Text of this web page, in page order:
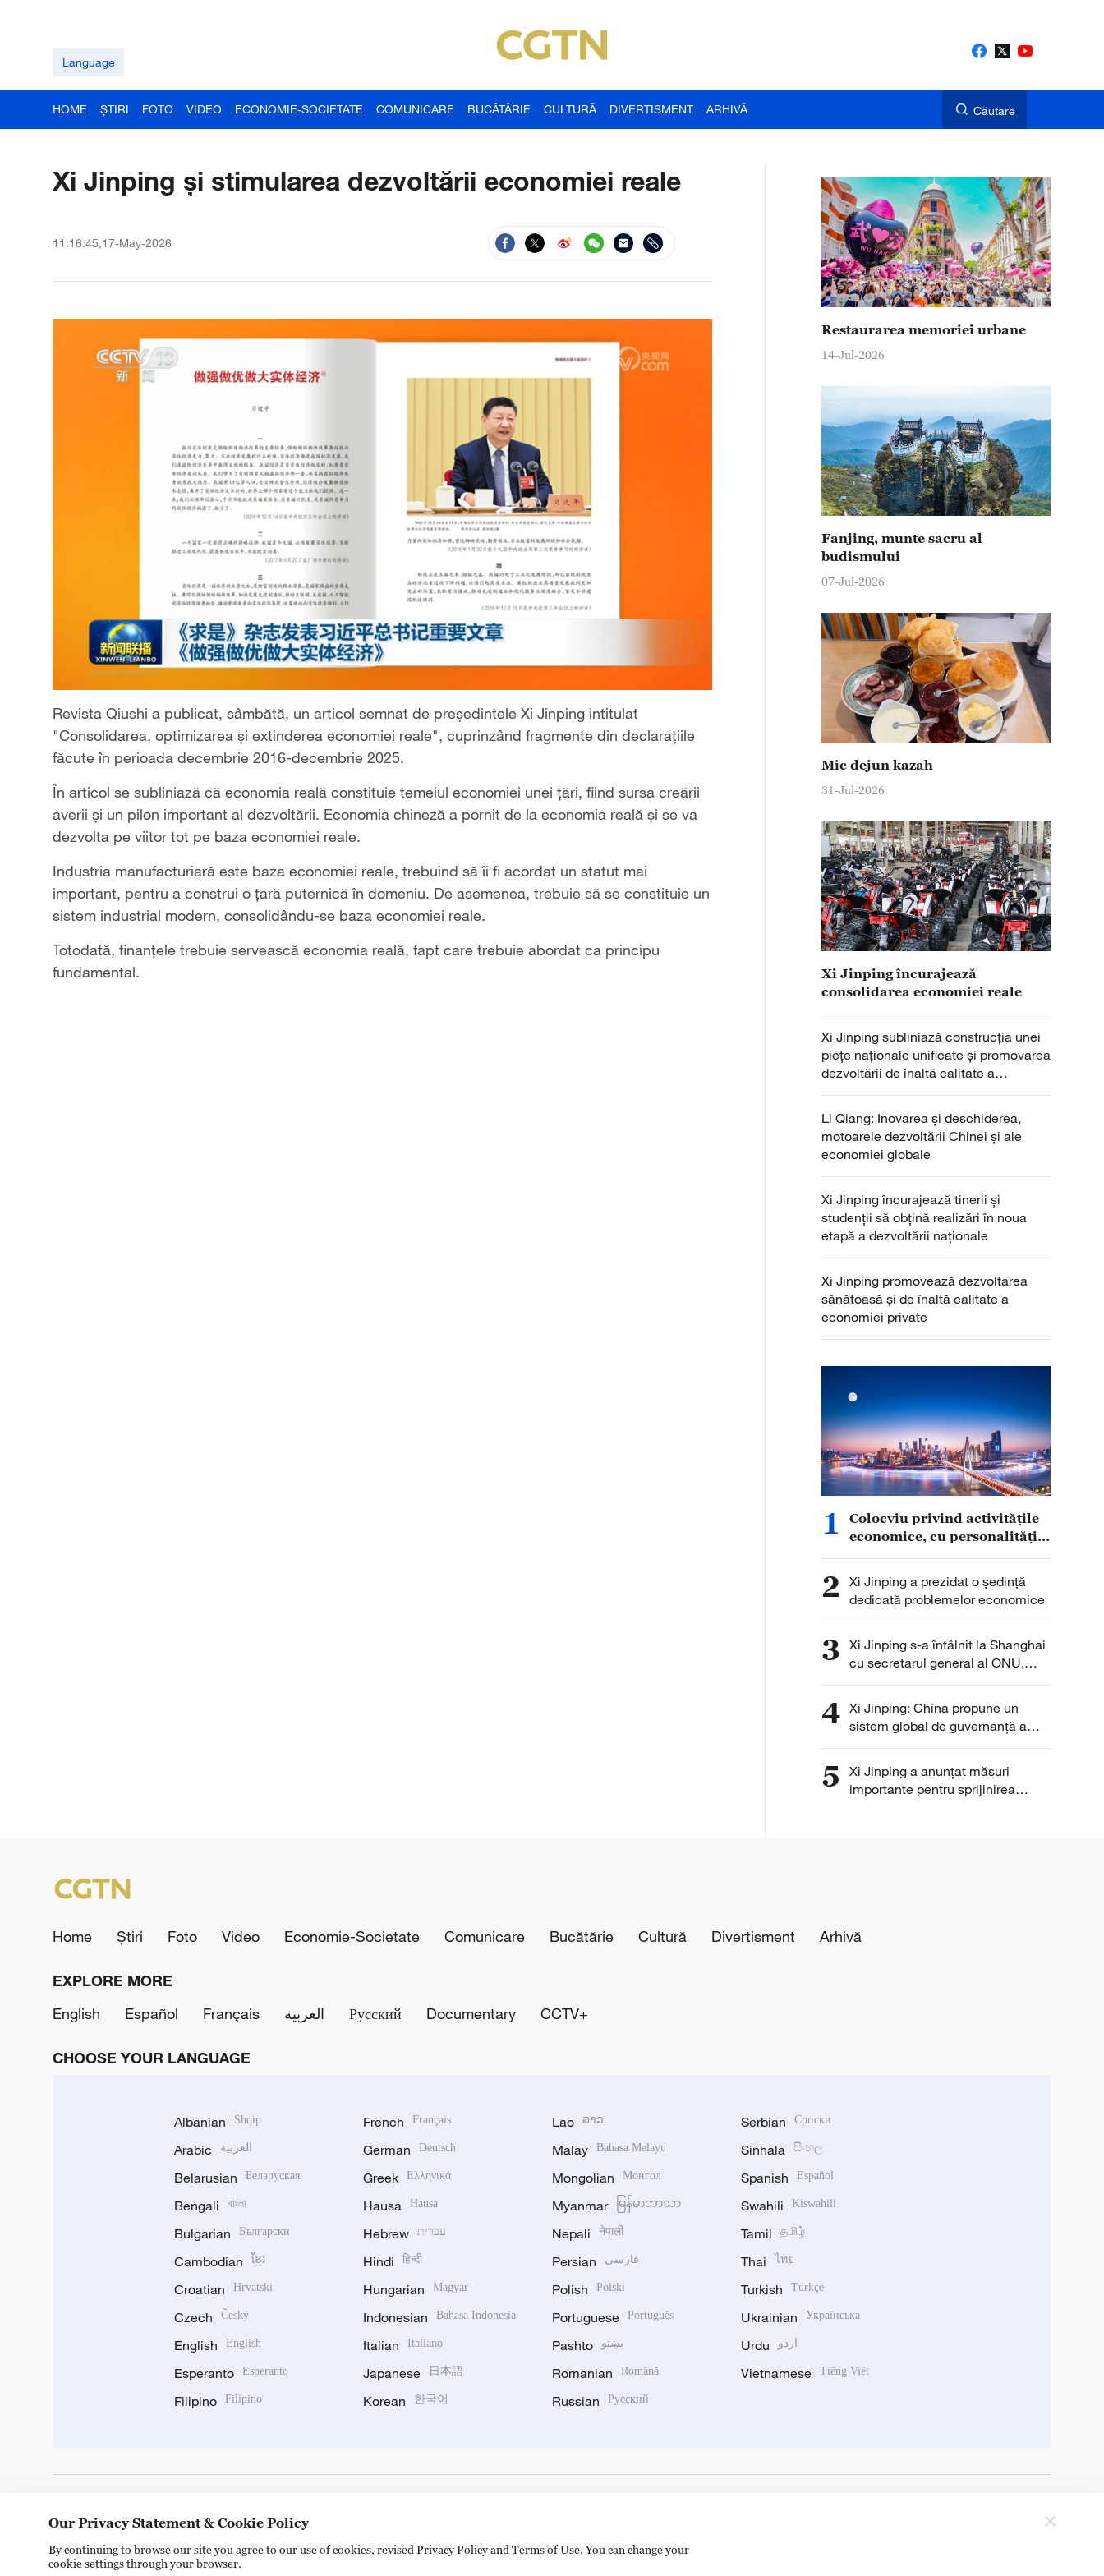
Language
HOME ȘTIRI FOTO VIDEO ECONOMIE-SOCIETATE COMUNICARE BUCĂTĂRIE CULTURĂ DIVERTISMENT ARHIVĂ Căutare
Xi Jinping și stimularea dezvoltării economiei reale
11:16:45,17-May-2026
Revista Qiushi a publicat, sâmbătă, un articol semnat de președintele Xi Jinping intitulat
"Consolidarea, optimizarea și extinderea economiei reale", cuprinzând fragmente din declarațiile
făcute în perioada decembrie 2016-decembrie 2025.
În articol se subliniază că economia reală constituie temeiul economiei unei țări, fiind sursa creării
averii și un pilon important al dezvoltării. Economia chineză a pornit de la economia reală și se va
dezvolta pe viitor tot pe baza economiei reale.
Industria manufacturiară este baza economiei reale, trebuind să îi fi acordat un statut mai
important, pentru a construi o țară puternică în domeniu. De asemenea, trebuie să se constituie un
sistem industrial modern, consolidându-se baza economiei reale.
Totodată, finanțele trebuie servească economia reală, fapt care trebuie abordat ca principu
fundamental.
Restaurarea memoriei urbane
14-Jul-2026
Fanjing, munte sacru al
budismului
07-Jul-2026
Mic dejun kazah
31-Jul-2026
Xi Jinping încurajează
consolidarea economiei reale
Xi Jinping subliniază construcția unei
piețe naționale unificate și promovarea
dezvoltării de înaltă calitate a
economiei marine
Li Qiang: Inovarea și deschiderea,
motoarele dezvoltării Chinei și ale
economiei globale
Xi Jinping încurajează tinerii și
studenții să obțină realizări în noua
etapă a dezvoltării naționale
Xi Jinping promovează dezvoltarea
sănătoasă și de înaltă calitate a
economiei private
1
Colocviu privind activitățile
economice, cu personalități
2 Xi Jinping a prezidat o ședință
dedicată problemelor economice
3 Xi Jinping s-a întâlnit la Shanghai
cu secretarul general al ONU,
Antonio Guterres
4 Xi Jinping: China propune un
sistem global de guvernanță a
inteligenței artificiale bazat pe
5
Xi Jinping a anunţat măsuri
importante pentru sprijinirea
Home Știri Foto Video Economie-Societate Comunicare Bucătărie Cultură Divertisment Arhivă
EXPLORE MORE
English
Español Français العربية Русский Documentary CCTV+
CHOOSE YOUR LANGUAGE
Albanian Shqip
Arabic العربية
Belarusian Беларуская
Bengali বাংলা
Bulgarian Български
Cambodian ខ្មែរ
Croatian Hrvatski
Czech Český
English English
Esperanto Esperanto
Filipino Filipino
French Français
German Deutsch
Greek Ελληνικά
Hausa Hausa
Hebrew עברית
Hindi हिन्दी
Hungarian Magyar
Indonesian Bahasa Indonesia
Italian Italiano
Japanese 日本語
Korean 한국어
Lao ລາວ
Malay Bahasa Melayu
Mongolian Монгол
Myanmar မြန်မာဘာသာ
Nepali नेपाली
Persian فارسی
Polish Polski
Portuguese Português
Pashto پښتو
Romanian Română
Russian Русский
Serbian Српски
Sinhala සිංහල
Spanish Español
Swahili Kiswahili
Tamil தமிழ்
Thai ไทย
Turkish Türkçe
Ukrainian Українська
Urdu اردو
Vietnamese Tiếng Việt
Our Privacy Statement & Cookie Policy
By continuing to browse our site you agree to our use of cookies, revised Privacy Policy and Terms of Use. You can change your
cookie settings through your browser.